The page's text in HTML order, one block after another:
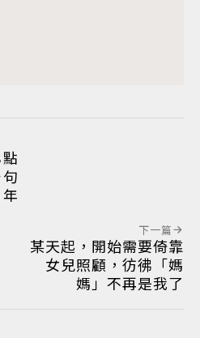
下一篇
某天起，開始需要倚靠
女兒照顧，彷彿「媽
媽」不再是我了